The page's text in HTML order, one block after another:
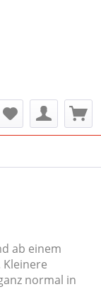
ab einem
normal in